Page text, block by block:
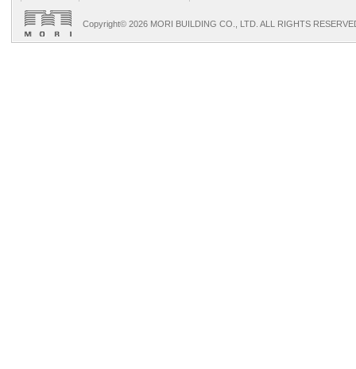
Copyright© 2026 MORI BUILDING CO., LTD. ALL RIGHTS